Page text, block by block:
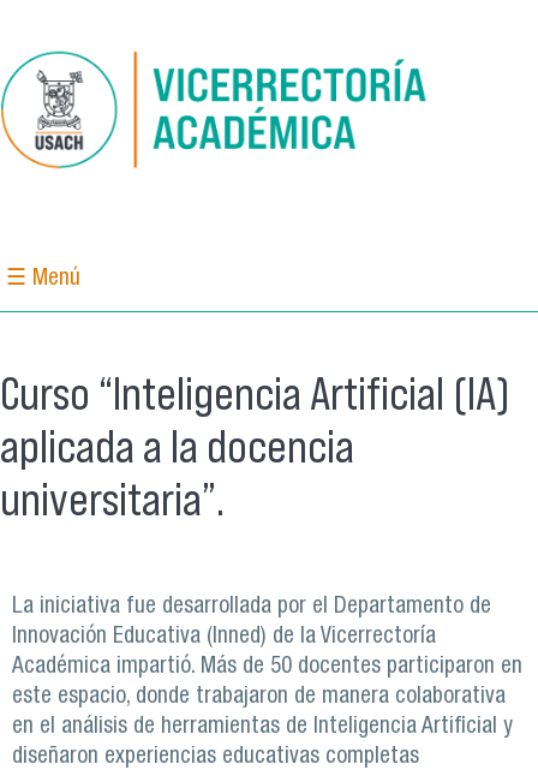
☰ Menú
Curso “Inteligencia Artificial (IA)
aplicada a la docencia
universitaria”.
La iniciativa fue desarrollada por el Departamento de
Innovación Educativa (Inned) de la Vicerrectoría
Académica impartió. Más de 50 docentes participaron en
este espacio, donde trabajaron de manera colaborativa
en el análisis de herramientas de Inteligencia Artificial y
diseñaron experiencias educativas completas